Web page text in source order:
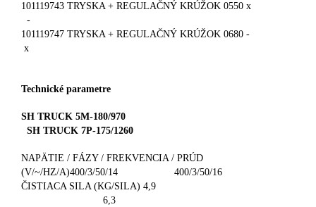
101119743 TRYSKA + REGULAČNÝ KRÚŽOK 0550 x
-
101119747 TRYSKA + REGULAČNÝ KRÚŽOK 0680 -
x
Technické parametre
SH TRUCK 5M-180/970
SH TRUCK 7P-175/1260
NAPÄTIE / FÁZY / FREKVENCIA / PRÚD
(V/~/HZ/A)400/3/50/14 400/3/50/16
ČISTIACA SILA (KG/SILA) 4,9
6,3